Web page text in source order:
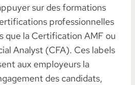
sur des formations
professionnelles
que la Certification AMF ou
Analyst (CFA). Ces labels
aux employeurs la
des candidats,